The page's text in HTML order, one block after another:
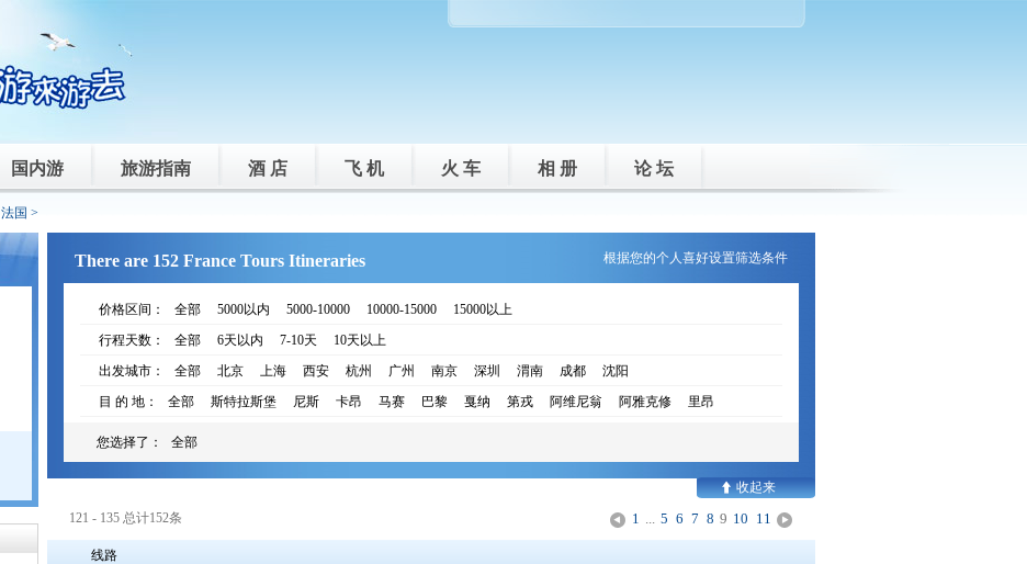
国内游 旅游指南 酒 店 飞 机 火 车 相 册 论 坛
法国 >
根据您的个人喜好设置筛选条件
There are 152 France Tours Itineraries
价格区间： 全部 5000以内 5000-10000 10000-15000
15000以上
行程天数：
全部 6天以内 7-10天
10天以上
出发城市：
全部 北京 上海 西安 杭州 广州 南京 深圳 渭南 成都
沈阳
目 的 地：
全部 斯特拉斯堡 尼斯 卡昂 马赛 巴黎 戛纳 第戎 阿维尼翁 阿雅克修 里昂
您选择了： 全部
< 1 ... 5 6 7 8 9 10 11 >
121 - 135 总计152条
线路